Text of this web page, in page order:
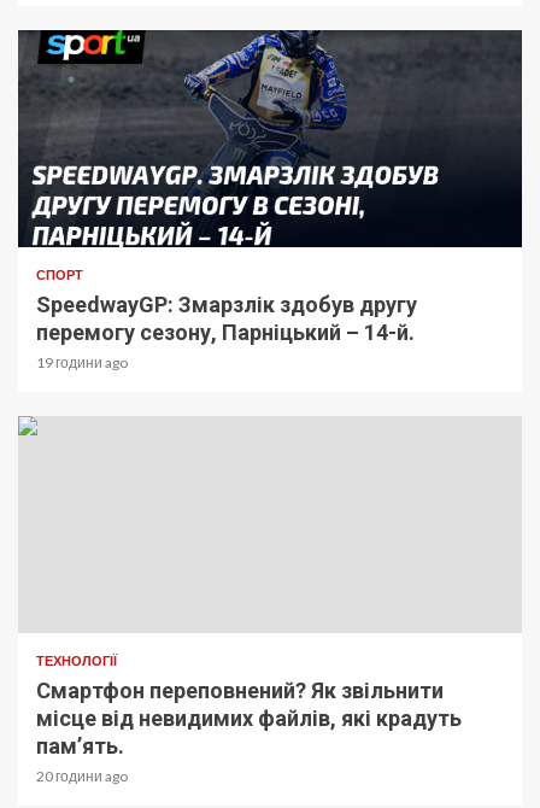
СПОРТ
SpeedwayGP: Змарзлік здобув другу
перемогу сезону, Парніцький – 14-й.
19 години ago
ТЕХНОЛОГІЇ
Смартфон переповнений? Як звільнити
місце від невидимих файлів, які крадуть
пам’ять.
20 години ago